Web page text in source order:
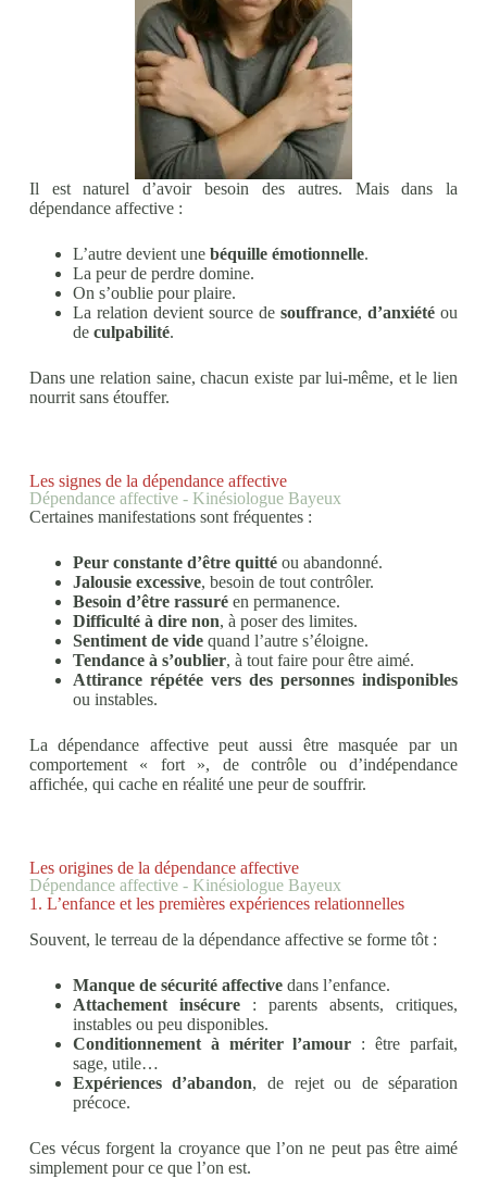
Il est naturel d’avoir besoin des autres. Mais dans la
dépendance affective :
L’autre devient une béquille émotionnelle.
La peur de perdre domine.
On s’oublie pour plaire.
La relation devient source desouffrance,d’anxiété ou
de culpabilité.
Dans une relation saine, chacun existe par lui-même, et le lien
nourrit sans étouffer.
Les signes de la dépendance affective
Dépendance affective - Kinésiologue Bayeux
Certaines manifestations sont fréquentes :
Peur constante d’être quittéou abandonné.
Jalousie excessive, besoin de tout contrôler.
Besoin d’être rassuréen permanence.
Difficulté à dire non, à poser des limites.
Sentiment de videquand l’autre s’éloigne.
Tendance à s’oublier, à tout faire pour être aimé.
Attirance répétée vers des personnes indisponibles
ou instables.
La dépendance affective peut aussi être masquée par un
comportement « fort », de contrôle ou d’indépendance
affichée, qui cache en réalité une peur de souffrir.
Les origines de la dépendance affective
Dépendance affective - Kinésiologue Bayeux
1. L’enfance et les premières expériences relationnelles
Souvent, le terreau de la dépendance affective se forme tôt :
Manque de sécurité affectivedans l’enfance.
Attachement insécure: parents absents, critiques,
instables ou peu disponibles.
Conditionnement à mériter l’amour : être parfait,
sage, utile…
Expériences d’abandon, de rejet ou de séparation
précoce.
Ces vécus forgent la croyance que l’on ne peut pas être aimé
simplement pour ce que l’on est.